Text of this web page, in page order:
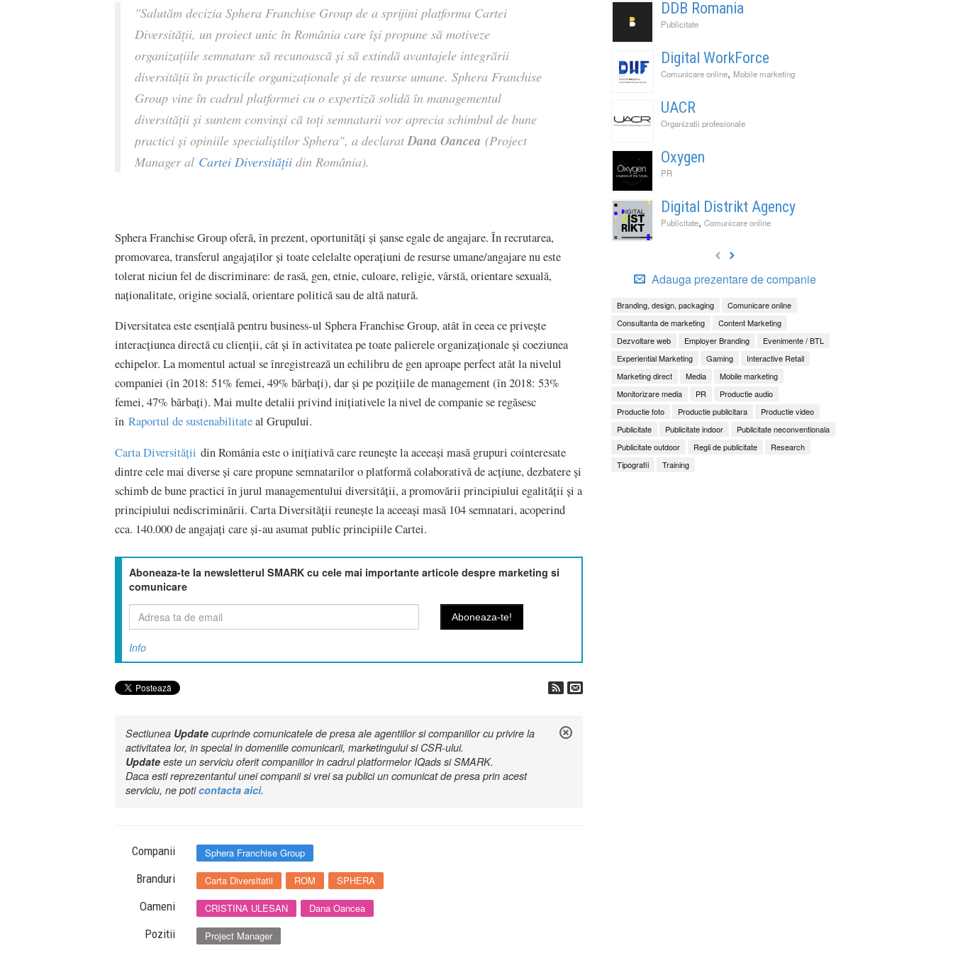
"Salutăm decizia Sphera Franchise Group de a sprijini platforma Cartei
Diversității, un proiect unic în România care își propune să motiveze
organizațiile semnatare să recunoască și să extindă avantajele integrării
diversității în practicile organizaționale și de resurse umane. Sphera Franchise
Group vine în cadrul platformei cu o expertiză solidă în managementul
diversităţii și suntem convinși că toți semnatarii vor aprecia schimbul de bune
practici și opiniile specialiștilor Sphera", a declaratDana Oancea (Project
Manager al Cartei Diversității din România).
Sphera Franchise Group oferă, în prezent, oportunități și șanse egale de angajare. În recrutarea,
promovarea, transferul angajaților și toate celelalte operațiuni de resurse umane/angajare nu este
tolerat niciun fel de discriminare: de rasă, gen, etnie, culoare, religie, vârstă, orientare sexuală,
naționalitate, origine socială, orientare politică sau de altă natură.
Diversitatea este esențială pentru business-ul Sphera Franchise Group, atât în ceea ce privește
interacțiunea directă cu clienții, cât și în activitatea pe toate palierele organizaționale și coeziunea
echipelor. La momentul actual se înregistrează un echilibru de gen aproape perfect atât la nivelul
companiei (în 2018: 51% femei, 49% bărbați), dar și pe pozițiile de management (în 2018: 53%
femei, 47% bărbați). Mai multe detalii privind inițiativele la nivel de companie se regăsesc
în Raportul de sustenabilitateal Grupului.
Carta Diversității din România este o inițiativă care reunește la aceeași masă grupuri cointeresate
dintre cele mai diverse și care propune semnatarilor o platformă colaborativă de acțiune, dezbatere și
schimb de bune practici în jurul managementului diversității, a promovării principiului egalității și a
principiului nediscriminării. Carta Diversității reunește la aceeași masă 104 semnatari, acoperind
cca. 140.000 de angajați care și-au asumat public principiile Cartei.
Aboneaza-te la newsletterul SMARK cu cele mai importante articole despre marketing si
comunicare
Info
Sectiunea Update cuprinde comunicatele de presa ale agentiilor si companiilor cu privire la
activitatea lor, in special in domeniile comunicarii, marketingului si CSR-ului.
Update este un serviciu oferit companiilor in cadrul platformelor IQads si SMARK.
Daca esti reprezentantul unei companii si vrei sa publici un comunicat de presa prin acest
serviciu, ne poticontacta aici.
Companii Sphera Franchise Group
Branduri Carta Diversitatii ROM SPHERA
Oameni CRISTINA ULESAN Dana Oancea
Pozitii Project Manager
DDB Romania
Publicitate
Digital WorkForce
Comunicare online, Mobile marketing
UACR
Organizatii profesionale
Oxygen
PR
Digital Distrikt Agency
Publicitate, Comunicare online
Adauga prezentare de companie
Branding, design, packaging
Comunicare online
Consultanta de marketing
Content Marketing
Dezvoltare web
Employer Branding
Evenimente / BTL
Experiential Marketing
Gaming
Interactive Retail
Marketing direct
Media
Mobile marketing
Monitorizare media
PR
Productie audio
Productie foto
Productie publicitara
Productie video
Publicitate
Publicitate indoor
Publicitate neconventionala
Publicitate outdoor
Regii de publicitate
Research
Tipografii
Training